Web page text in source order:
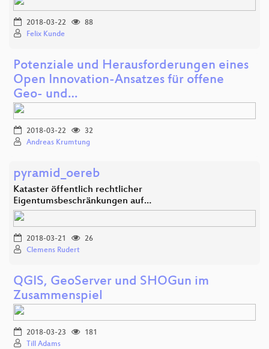
2018-03-22
88
Felix Kunde
Potenziale und Herausforderungen eines
Open Innovation-Ansatzes für offene
Geo- und…
2018-03-22
32
Andreas Krumtung
pyramid_oereb
Kataster öffentlich rechtlicher
Eigentumsbeschränkungen auf…
2018-03-21
26
Clemens Rudert
QGIS, GeoServer und SHOGun im
Zusammenspiel
2018-03-23
181
Till Adams